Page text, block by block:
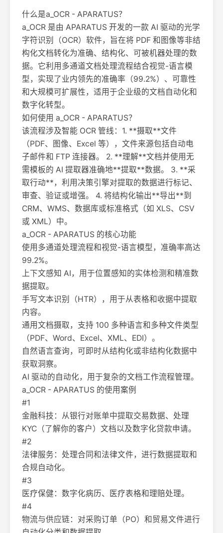
什么是a_OCR - APARATUS？
a_OCR 是由 APARATUS 开发的一款 AI 驱动的光学
字符识别（OCR）软件，旨在将 PDF 和图像等非结
构化文档转化为准确、结构化、可被机器处理的数
据。它利用多通道文档处理流程结合视觉-语言模
型，实现了业内领先的准确率（99.2%）、可靠性
和大规模可扩展性，适用于企业级的文档自动化和
数字化转型。
如何使用 a_OCR - APARATUS？
该流程涉及智能 OCR 管线：1. **摄取**文件
（PDF、图像、Excel 等），文件来源包括自动电
子邮件和 FTP 连接器。 2. **理解**文档并使用无
需模板的 AI 提取器准确地**提取**数据。 3. **采
取行动**，利用决策引擎对提取的数据进行标记、
审查、验证或增强。 4. 将结构化输出**导出**到
CRM、WMS、数据库或标准格式（如 XLS、CSV
或 XML）中。
a_OCR - APARATUS 的核心功能
使用多通道处理流程和视觉-语言模型，准确率高达
99.2%。
上下文感知 AI，用于位置感知的实体检测和精准数
据提取。
手写文本识别（HTR），用于从表格和收据中提取
内容。
通用文档摄取，支持 100 多种语言和多种文件类型
（PDF、Word、Excel、XML、EDI）。
自然语言查询，可即时从结构化或非结构化数据中
获取洞察。
AI 驱动的自动化，用于复杂的文档工作流程管理。
a_OCR - APARATUS 的使用案例
#1
金融科技：从银行对账单中提取交易数据、处理
KYC（了解你的客户）文档以及数字化贷款申请。
#2
法律服务：处理合同和法律文件，进行数据提取和
合规自动化。
#3
医疗保健：数字化病历、医疗表格和理赔处理。
#4
物流与供应链：对采购订单（PO）和贸易文件进行